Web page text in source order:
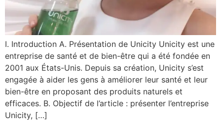
I. Introduction A. Présentation de Unicity Unicity est une
entreprise de santé et de bien-être qui a été fondée en
2001 aux États-Unis. Depuis sa création, Unicity s’est
engagée à aider les gens à améliorer leur santé et leur
bien-être en proposant des produits naturels et
efficaces. B. Objectif de l’article : présenter l’entreprise
Unicity, […]